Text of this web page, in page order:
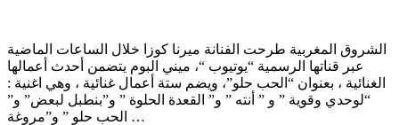
الشروق المغربية طرحت الفنانة ميرنا كوزا خلال الساعات الماضية
عبر قناتها الرسمية “يوتيوب “، ميني البوم يتضمن أحدث أعمالها
الغنائية ، بعنوان “الحب حلو”، ويضم ستة أعمال غنائية ، وهي اغنية :
“لوحدي وقوية ” و ” أنته ” و” القعدة الحلوة ” و”بنطبل لبعض” و”
الحب حلو ” و”مروغة …